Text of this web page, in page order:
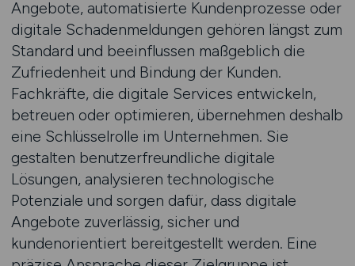
Angebote, automatisierte Kundenprozesse oder
digitale Schadenmeldungen gehören längst zum
Standard und beeinflussen maßgeblich die
Zufriedenheit und Bindung der Kunden.
Fachkräfte, die digitale Services entwickeln,
betreuen oder optimieren, übernehmen deshalb
eine Schlüsselrolle im Unternehmen. Sie
gestalten benutzerfreundliche digitale
Lösungen, analysieren technologische
Potenziale und sorgen dafür, dass digitale
Angebote zuverlässig, sicher und
kundenorientiert bereitgestellt werden. Eine